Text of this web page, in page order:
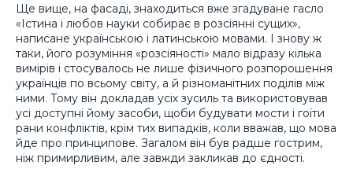
Ще вище, на фасаді, знаходиться вже згадуване гасло
«Істина і любов науки собирає в розсіянні сущих»,
написане українською і латинською мовами. І знову ж
таки, його розуміння «розсіяності» мало відразу кілька
вимірів і стосувалось не лише фізичного розпорошення
українців по всьому світу, а й різноманітних поділів між
ними. Тому він докладав усіх зусиль та використовував
усі доступні йому засоби, щоби будувати мости і гоїти
рани конфліктів, крім тих випадків, коли вважав, що мова
йде про принципове. Загалом він був радше гострим,
ніж примирливим, але завжди закликав до єдності.